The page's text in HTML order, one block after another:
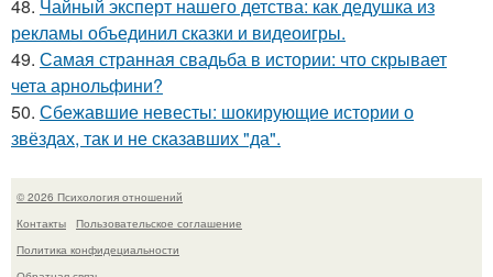
48. Чайный эксперт нашего детства: как дедушка из
рекламы объединил сказки и видеоигры.
49. Самая странная свадьба в истории: что скрывает
чета арнольфини?
50. Сбежавшие невесты: шокирующие истории о
звёздах, так и не сказавших "да".
© 2026 Психология отношений
Контакты
Пользовательское соглашение
Политика конфидециальности